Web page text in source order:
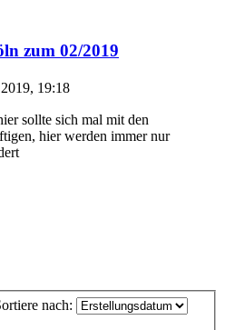
zum 02/2019
19:18
sollte sich mal mit den
hier werden immer nur
nach: